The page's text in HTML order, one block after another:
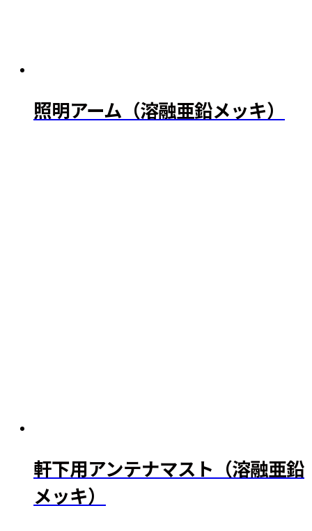
照明アーム（溶融亜鉛メッキ）
軒下用アンテナマスト（溶融亜鉛
メッキ）